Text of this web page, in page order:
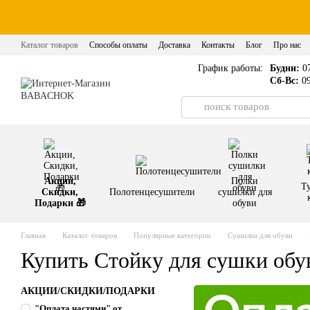
Каталог товаров Способы оплаты Доставка Контакты Блог Про нас
График работы: Будни:
Сб-Вс:
Акции,
Скидки,
Подарки 🎁
Полотенцесушители
Полки
сушилки для
обуви
Главная Каталог товаров Популярные категории Сушилки для обуви
Купить Стойку для сушки
АКЦИИ/СКИДКИ/ПОДАРКИ